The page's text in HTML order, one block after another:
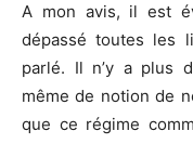
A mon avis, il est
dépassé toutes les
parlé. Il n’y a plus
même de notion de
que ce régime